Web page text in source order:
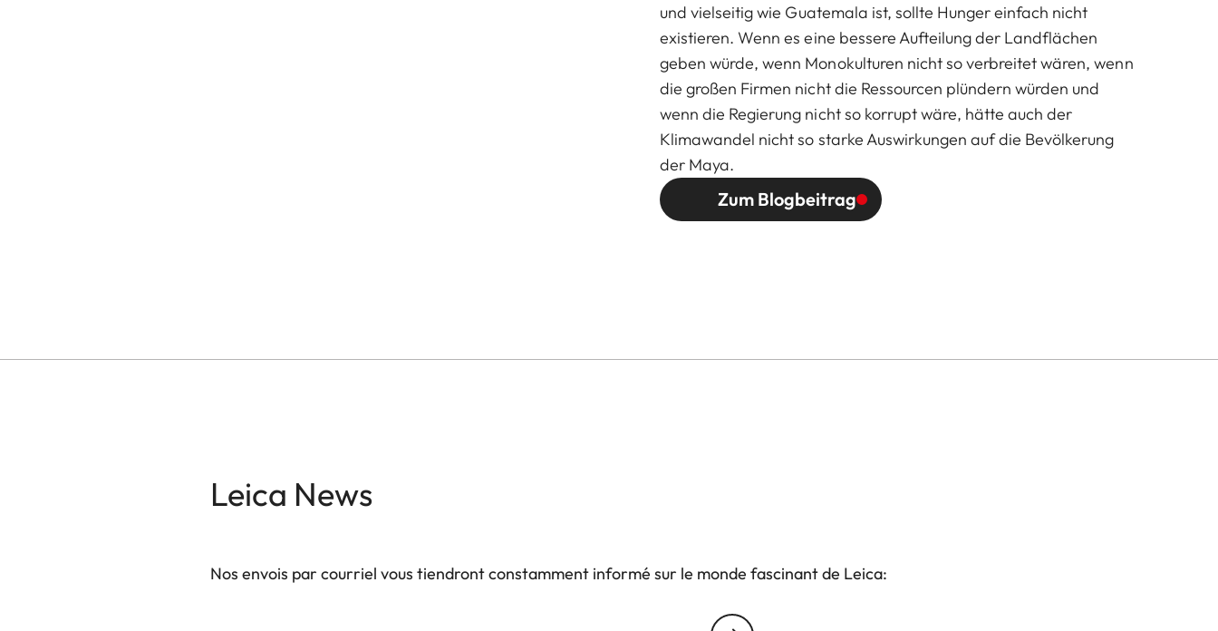
und vielseitig wie Guatemala ist, sollte Hunger einfach nicht
existieren. Wenn es eine bessere Aufteilung der Landflächen
geben würde, wenn Monokulturen nicht so verbreitet wären, wenn
die großen Firmen nicht die Ressourcen plündern würden und
wenn die Regierung nicht so korrupt wäre, hätte auch der
Klimawandel nicht so starke Auswirkungen auf die Bevölkerung
der Maya.
Zum Blogbeitrag
Leica News
Nos envois par courriel vous tiendront constamment informé sur le monde fascinant de Leica: